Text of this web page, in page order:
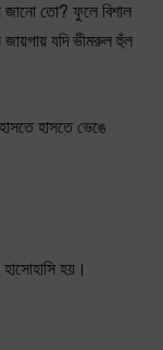
জানো তো? ফুলে বিশাল
যদি ভীমরুল হুঁল
হাসতে ভেঙে
হয়।